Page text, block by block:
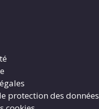
protection des données